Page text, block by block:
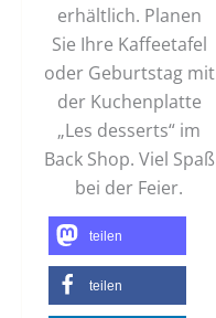
erhältlich. Planen
Sie Ihre Kaffeetafel
oder Geburtstag mit
der Kuchenplatte
„Les desserts“ im
Back Shop. Viel Spaß
bei der Feier.
teilen
teilen